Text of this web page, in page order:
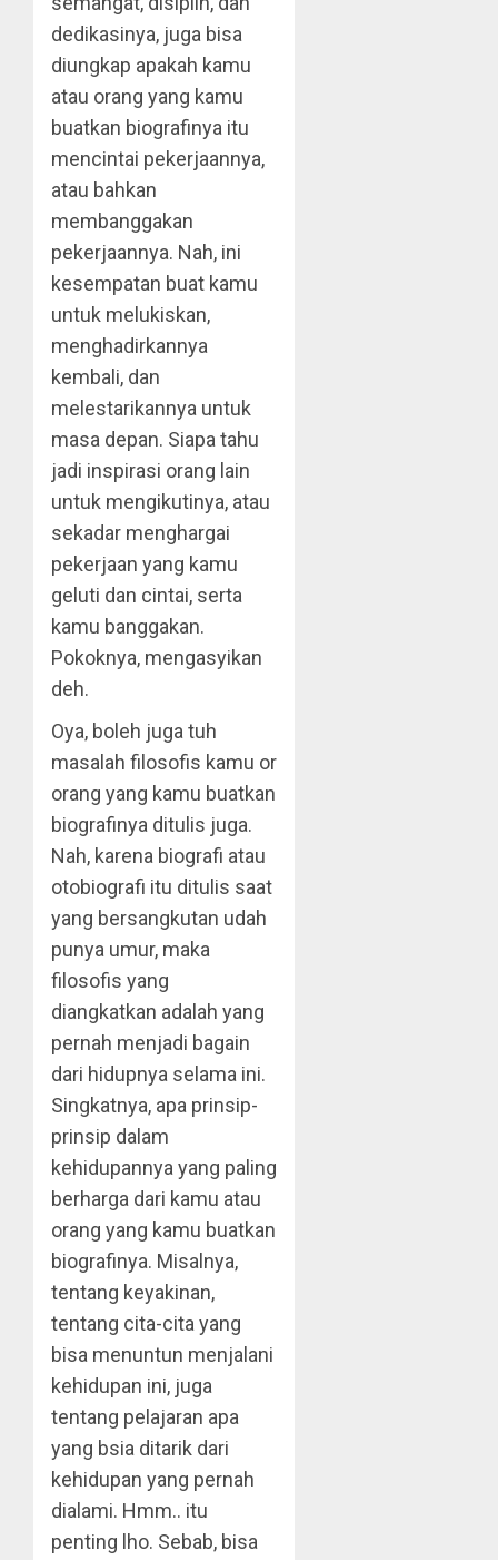
dedikasinya, juga bisa
diungkap apakah kamu
atau orang yang kamu
buatkan biografinya itu
mencintai pekerjaannya,
atau bahkan
membanggakan
pekerjaannya. Nah, ini
kesempatan buat kamu
untuk melukiskan,
menghadirkannya
kembali, dan
melestarikannya untuk
masa depan. Siapa tahu
jadi inspirasi orang lain
untuk mengikutinya, atau
sekadar menghargai
pekerjaan yang kamu
geluti dan cintai, serta
kamu banggakan.
Pokoknya, mengasyikan
deh.
Oya, boleh juga tuh
masalah filosofis kamu or
orang yang kamu buatkan
biografinya ditulis juga.
Nah, karena biografi atau
otobiografi itu ditulis saat
yang bersangkutan udah
punya umur, maka
filosofis yang
diangkatkan adalah yang
pernah menjadi bagain
dari hidupnya selama ini.
Singkatnya, apa prinsip-
prinsip dalam
kehidupannya yang paling
berharga dari kamu atau
orang yang kamu buatkan
biografinya. Misalnya,
tentang keyakinan,
tentang cita-cita yang
bisa menuntun menjalani
kehidupan ini, juga
tentang pelajaran apa
yang bsia ditarik dari
kehidupan yang pernah
dialami. Hmm.. itu
penting lho. Sebab, bisa